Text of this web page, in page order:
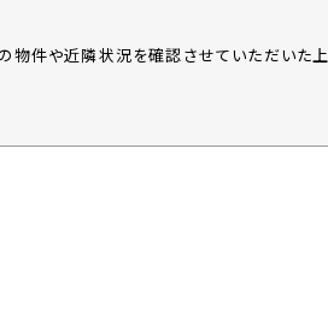
物件や近隣状況を確認させていただいた上